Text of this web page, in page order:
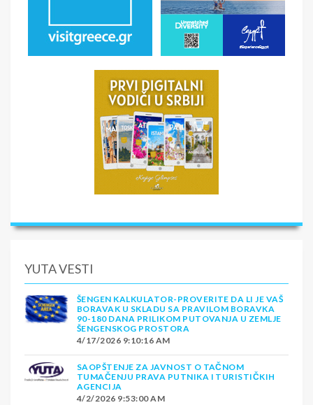
YUTA VESTI
ŠENGEN KALKULATOR-PROVERITE DA LI JE VAŠ
BORAVAK U SKLADU SA PRAVILOM BORAVKA
90-180 DANA PRILIKOM PUTOVANJA U ZEMLJE
ŠENGENSKOG PROSTORA
4/17/2026 9:10:16 AM
SAOPŠTENJE ZA JAVNOST O TAČNOM
TUMAČENJU PRAVA PUTNIKA I TURISTIČKIH
AGENCIJA
4/2/2026 9:53:00 AM